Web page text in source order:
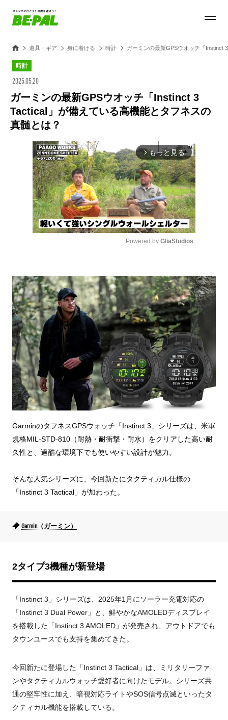
道具・ギア 身に着ける 時計 ガーミンの最新GPSウオッチ「Instinct
時計
2025.05.20
ガーミンの最新GPSウオッチ「Instinct 3
Tactical」が備えている高機能とタフネスの
真髄とは？
arrow_forward_ios もっと見る
Powered by GliaStudios
GarminのタフネスGPSウォッチ「Instinct 3」シリーズは、米軍
規格MIL-STD-810（耐熱・耐衝撃・耐水）をクリアした高い耐
久性と、過酷な環境下でも使いやすい設計が魅力。
そんな人気シリーズに、今回新たにタクティカル仕様の
「Instinct 3 Tactical」が加わった。
Garmin（ガーミン）
2タイプ3機種が新登場
「Instinct 3」シリーズは、2025年1月にソーラー充電対応の
「Instinct 3 Dual Power」と、鮮やかなAMOLEDディスプレイ
を搭載した「Instinct 3 AMOLED」が発売され、アウトドアでも
タウンユースでも支持を集めてきた。
今回新たに登場した「Instinct 3 Tactical」は、ミリタリーファ
ンやタクティカルウォッチ愛好者に向けたモデル。シリーズ共
通の堅牢性に加え、暗視対応ライトやSOS信号点滅といったタ
クティカル機能を搭載している。